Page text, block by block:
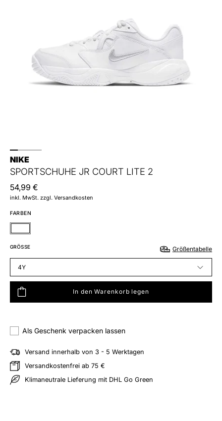
NIKE
SPORTSCHUHE JR COURT LITE 2
54,99 €
inkl. MwSt. zzgl. Versandkosten
FARBEN
Weiß
GRÖSSE Größentabelle
4Y
In den Warenkorb legen
Als Geschenk verpacken lassen
Versand innerhalb von 3 - 5 Werktagen
Versandkostenfrei ab 75 €
Klimaneutrale Lieferung mit DHL Go Green